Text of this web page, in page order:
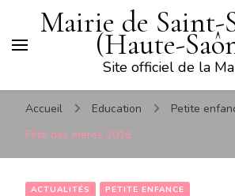
Mairie de Saint-
(Haute-
Site officiel de la
Accueil Education
Petite
Fête des mères 2016
ACTUALITÉS PETITE ENFANCE